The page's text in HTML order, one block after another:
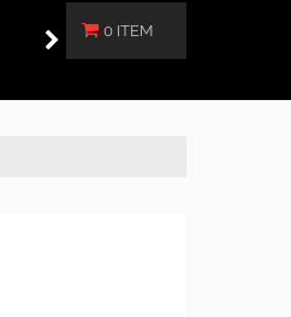
0 ITEM